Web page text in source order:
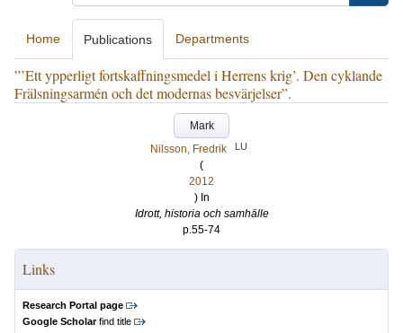
Home Publications Departments
”’Ett ypperligt fortskaffningsmedel i Herrens krig’. Den cyklande
Frälsningsarmén och det modernas besvärjelser”.
Mark
Nilsson, Fredrik
LU
(
2012
) In
Idrott, historia och samhälle
p.55-74
Links
Research Portal page
Google Scholarfind title